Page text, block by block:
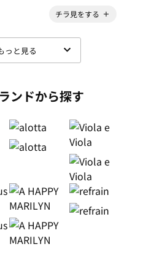
チラ見をする
っと見る
ンドから探す